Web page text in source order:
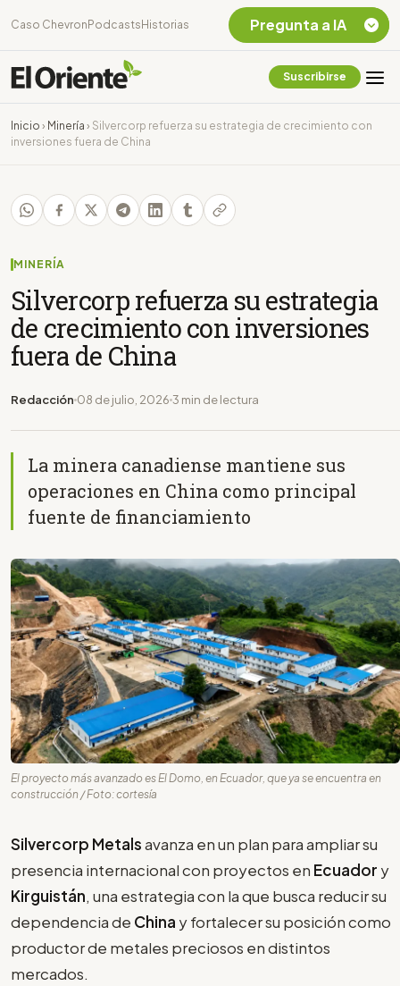
Caso Chevron Podcasts Historias
Suscribirse
Inicio › Minería › Silvercorp refuerza su estrategia de crecimiento con
inversiones fuera de China
MINERÍA
Silvercorp refuerza su estrategia
de crecimiento con inversiones
fuera de China
Redacción 08 de julio, 2026 3 min de lectura
La minera canadiense mantiene sus
operaciones en China como principal
fuente de financiamiento
El proyecto más avanzado es El Domo, en Ecuador, que ya se encuentra en
construcción / Foto: cortesía
Silvercorp Metalsavanza en un plan para ampliar su
presencia internacional con proyectos en Ecuador y
Kirguistán, una estrategia con la que busca reducir su
dependencia de China y fortalecer su posición como
productor de metales preciosos en distintos
mercados.
Pregunta a IA
Chevron Ecuador